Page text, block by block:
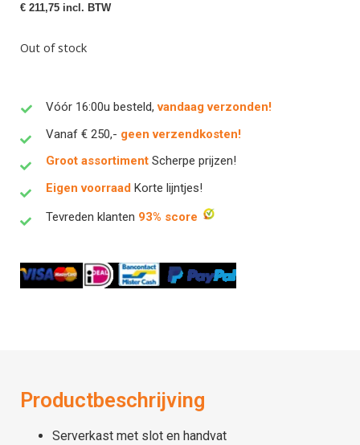
€ 211,75 incl. BTW
Out of stock
Vóór 16:00u besteld,vandaag verzonden!
Vanaf € 250,- geen verzendkosten!
Groot assortiment Scherpe prijzen!
Eigen voorraad Korte lijntjes!
Tevreden klanten 93% score
Productbeschrijving
Serverkast met slot en handvat